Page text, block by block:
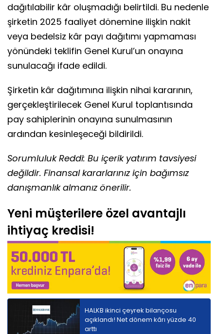
dağıtılabilir kâr oluşmadığı belirtildi. Bu nedenle
şirketin 2025 faaliyet dönemine ilişkin nakit
veya bedelsiz kâr payı dağıtımı yapmaması
yönündeki teklifin Genel Kurul’un onayına
sunulacağı ifade edildi.
Şirketin kâr dağıtımına ilişkin nihai kararının,
gerçekleştirilecek Genel Kurul toplantısında
pay sahiplerinin onayına sunulmasının
ardından kesinleşeceği bildirildi.
Sorumluluk Reddi: Bu içerik yatırım tavsiyesi
değildir. Finansal kararlarınız için bağımsız
danışmanlık almanız önerilir.
Yeni müşterilere özel avantajlı
ihtiyaç kredisi!
HALKB ikinci çeyrek bilançosu
açıklandı! Net dönem kârı yüzde 40
arttı